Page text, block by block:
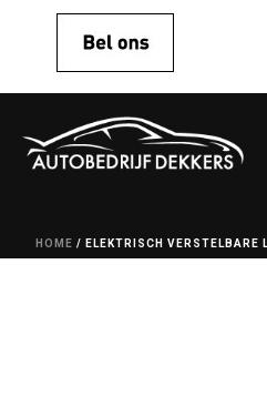
HOME / ELEKTRISCH VERSTELBARE